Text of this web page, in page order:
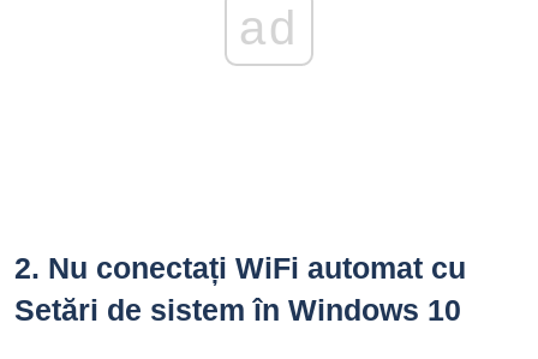
ad
2. Nu conectați WiFi automat cu
Setări de sistem în Windows 10